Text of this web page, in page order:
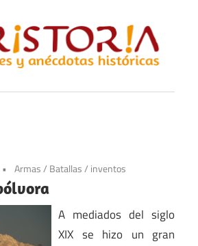
Armas/ Batallas/ inventos
A mediados del siglo
XIX se hizo un gran